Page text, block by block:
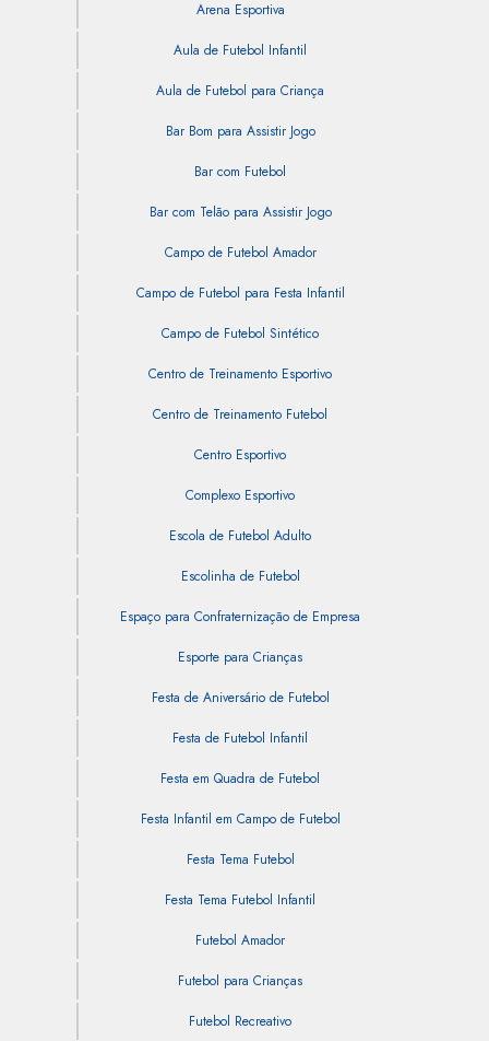
Arena Esportiva
Aula de Futebol Infantil
Aula de Futebol para Criança
Bar Bom para Assistir Jogo
Bar com Futebol
Bar com Telão para Assistir Jogo
Campo de Futebol Amador
Campo de Futebol para Festa Infantil
Campo de Futebol Sintético
Centro de Treinamento Esportivo
Centro de Treinamento Futebol
Centro Esportivo
Complexo Esportivo
Escola de Futebol Adulto
Escolinha de Futebol
Espaço para Confraternização de Empresa
Esporte para Crianças
Festa de Aniversário de Futebol
Festa de Futebol Infantil
Festa em Quadra de Futebol
Festa Infantil em Campo de Futebol
Festa Tema Futebol
Festa Tema Futebol Infantil
Futebol Amador
Futebol para Crianças
Futebol Recreativo